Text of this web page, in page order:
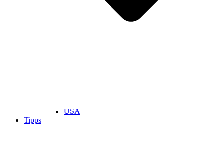
USA
Tipps